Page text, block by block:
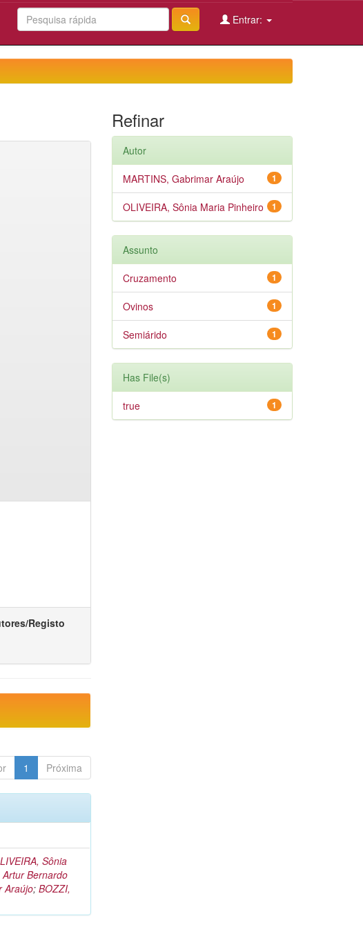
Entrar:
Registo
1 Próxima
Sônia
Artur Bernardo
Araújo;BOZZI,
Refinar
Autor
1
MARTINS, Gabrimar Araújo
1
OLIVEIRA, Sônia Maria Pinheiro
Assunto
1
Cruzamento
1
Ovinos
1
Semiárido
Has File(s)
1
true